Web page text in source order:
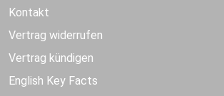
Kontakt
Vertrag widerrufen
Vertrag kündigen
English Key Facts